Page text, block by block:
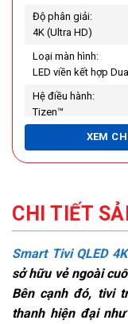
Độ phân giải:
4K (Ultra HD)
Loại màn hình:
LED viền kết hợp
Hệ điều hành:
Tizen™
Chất liệu chân đế:
Nhựa
Nơi sản xuất:
Việt Nam
Năm ra mắt:
2022
Công nghệ hình ảnh
XEM
CHI TIẾT
Smart Tivi QLED
sở hữu vẻ ngoài
Bên cạnh đó, tivi
thanh hiện đại